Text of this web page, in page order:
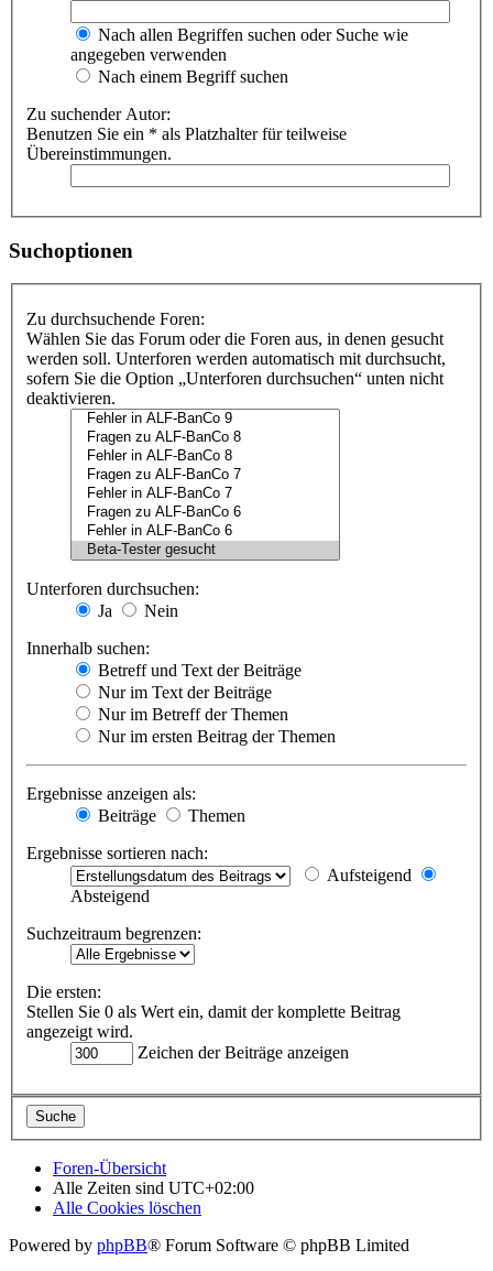
Nach allen Begriffen suchen oder Suche wie
angegeben verwenden
Nach einem Begriff suchen
Zu suchender Autor:
Benutzen Sie ein * als Platzhalter für teilweise
Übereinstimmungen.
Suchoptionen
Zu durchsuchende Foren:
Wählen Sie das Forum oder die Foren aus, in denen gesucht
werden soll. Unterforen werden automatisch mit durchsucht,
sofern Sie die Option „Unterforen durchsuchen“ unten nicht
deaktivieren.
Unterforen durchsuchen:
Ja
Nein
Innerhalb suchen:
Betreff und Text der Beiträge
Nur im Text der Beiträge
Nur im Betreff der Themen
Nur im ersten Beitrag der Themen
Ergebnisse anzeigen als:
Beiträge
Themen
Ergebnisse sortieren nach:
Aufsteigend
Absteigend
Suchzeitraum begrenzen:
Die ersten:
Stellen Sie 0 als Wert ein, damit der komplette Beitrag
angezeigt wird.
Zeichen der Beiträge anzeigen
Foren-Übersicht
Alle Zeiten sind UTC+02:00
Alle Cookies löschen
Powered by phpBB® Forum Software © phpBB Limited